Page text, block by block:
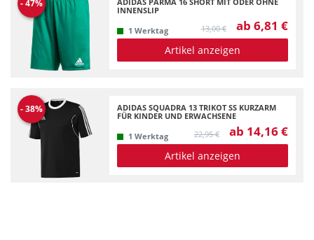
-47%
INNENSLIP
1 Werktag 13,00 € ab 6,81 €
Artikel anzeigen
-38%
ADIDAS SQUADRA 13 TRIKOT SS KURZARM
FÜR KINDER UND ERWACHSENE
1 Werktag 22,95 € ab 14,16 €
Artikel anzeigen